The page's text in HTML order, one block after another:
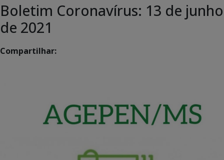
Boletim Coronavírus: 13 de junho
de 2021
Compartilhar: